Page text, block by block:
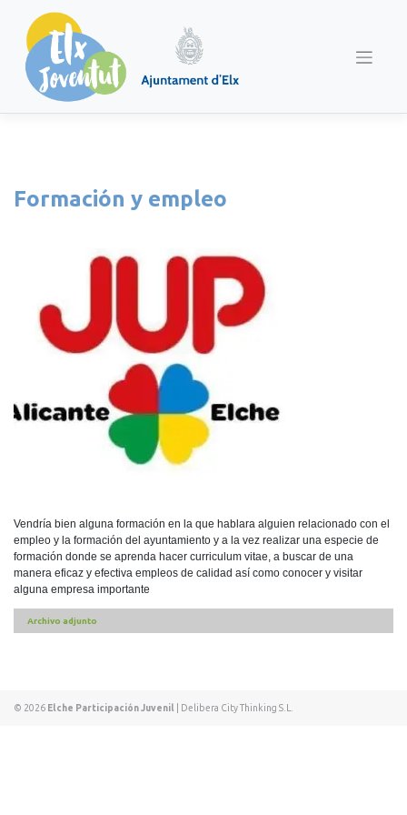
contenido
Formación y empleo
Vendría bien alguna formación en la que hablara alguien relacionado con el
empleo y la formación del ayuntamiento y a la vez realizar una especie de
formación donde se aprenda hacer curriculum vitae, a buscar de una
manera eficaz y efectiva empleos de calidad así como conocer y visitar
alguna empresa importante
Archivo adjunto
© 2026 Elche Participación Juvenil Delibera City Thinking S.L.